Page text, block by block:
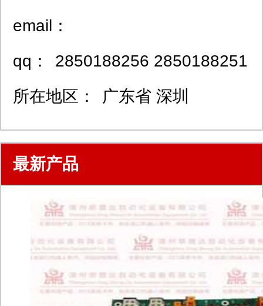
email：
qq：
2850188256 2850188251
所在地区：
广东省 深圳
最新产品